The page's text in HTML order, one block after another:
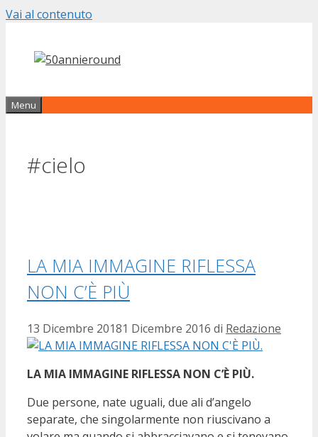
Vai al contenuto
Menu
#cielo
LA MIA IMMAGINE RIFLESSA
NON C’È PIÙ
13 Dicembre 20181 Dicembre 2016 di Redazione
LA MIA IMMAGINE RIFLESSA NON C’È PIÙ.
Due persone, nate uguali, due ali d’angelo
separate, che singolarmente non riuscivano a